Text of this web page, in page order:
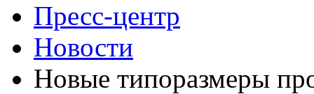
Пресс-центр
Новости
Новые типоразмеры